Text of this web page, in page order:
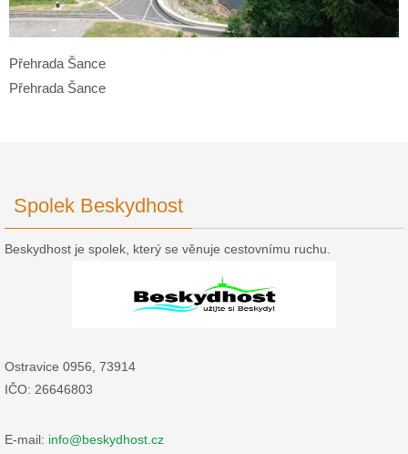
Přehrada Šance
Přehrada Šance
Spolek Beskydhost
Beskydhost je spolek, který se věnuje cestovnímu ruchu.
Ostravice 0956, 73914
IČO: 26646803
E-mail: info@beskydhost.cz